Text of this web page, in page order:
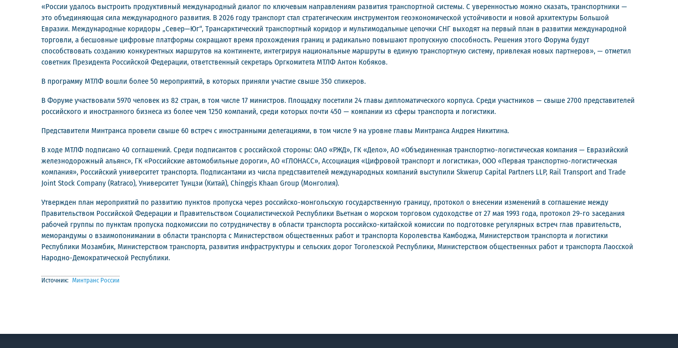
«России удалось выстроить продуктивный международный диалог по ключевым направлениям развития транспортной системы. С уверенностью можно сказать, транспортники —
это объединяющая сила международного развития. В 2026 году транспорт стал стратегическим инструментом геоэкономической устойчивости и новой архитектуры Большой
Евразии. Международные коридоры „Север—Юг“, Трансарктический транспортный коридор и мультимодальные цепочки СНГ выходят на первый план в развитии международной
торговли, а бесшовные цифровые платформы сокращают время прохождения границ и радикально повышают пропускную способность. Решения этого Форума будут
способствовать созданию конкурентных маршрутов на континенте, интегрируя национальные маршруты в единую транспортную систему, привлекая новых партнеров», — отметил
советник Президента Российской Федерации, ответственный секретарь Оргкомитета МТЛФ Антон Кобяков.
В программу МТЛФ вошли более 50 мероприятий, в которых приняли участие свыше 350 спикеров.
В Форуме участвовали 5970 человек из 82 стран, в том числе 17 министров. Площадку посетили 24 главы дипломатического корпуса. Среди участников — свыше 2700 представителей
российского и иностранного бизнеса из более чем 1250 компаний, среди которых почти 450 — компании из сферы транспорта и логистики.
Представители Минтранса провели свыше 60 встреч с иностранными делегациями, в том числе 9 на уровне главы Минтранса Андрея Никитина.
В ходе МТЛФ подписано 40 соглашений. Среди подписантов с российской стороны: ОАО «РЖД», ГК «Дело», АО «Объединенная транспортно-логистическая компания — Евразийский
железнодорожный альянс», ГК «Российские автомобильные дороги», АО «ГЛОНАСС», Ассоциация «Цифровой транспорт и логистика», ООО «Первая транспортно-логистическая
компания», Российский университет транспорта. Подписантами из числа представителей международных компаний выступили Skwerup Capital Partners LLP, Rail Transport and Trade
Joint Stock Company (Ratraco), Университет Тунцзи (Китай), Chinggis Khaan Group (Монголия).
Утвержден план мероприятий по развитию пунктов пропуска через российско-монгольскую государственную границу, протокол о внесении изменений в соглашение между
Правительством Российской Федерации и Правительством Социалистической Республики Вьетнам о морском торговом судоходстве от 27 мая 1993 года, протокол 29-го заседания
рабочей группы по пунктам пропуска подкомиссии по сотрудничеству в области транспорта российско-китайской комиссии по подготовке регулярных встреч глав правительств,
меморандумы о взаимопонимании в области транспорта с Министерством общественных работ и транспорта Королевства Камбоджа, Министерством транспорта и логистики
Республики Мозамбик, Министерством транспорта, развития инфраструктуры и сельских дорог Тоголезской Республики, Министерством общественных работ и транспорта Лаосской
Народно-Демократической Республики.
Источник: Минтранс России